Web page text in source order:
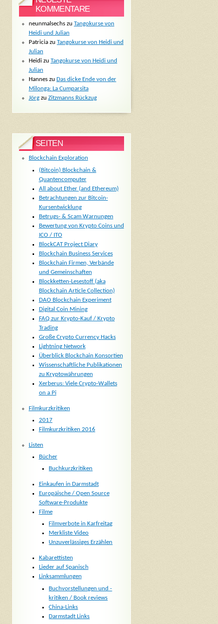
KOMMENTARE
neunmalsechszu Tangokurse von
Heidi und Julian
Patriciazu Tangokurse von Heidi und
Julian
Heidizu Tangokurse von Heidi und
Julian
Hanneszu Das dicke Ende von der
Milonga: La Cumparsita
Jörgzu Zitzmanns Rückzug
SEITEN
Blockchain Exploration
(Bitcoin) Blockchain &
Quantencomputer
All about Ether (and Ethereum)
Betrachtungen zur Bitcoin-
Kursentwicklung
Betrugs- & Scam Warnungen
Bewertung von Krypto Coins und
ICO / ITO
BlockCAT Project Diary
Blockchain Business Services
Blockchain Firmen, Verbände
und Gemeinschaften
Blockketten-Lesestoff (aka
Blockchain Article Collection)
DAO Blockchain Experiment
Digital Coin Mining
FAQ zur Krypto-Kauf / Krypto
Trading
Große Crypto Currency Hacks
Lightning Network
Überblick Blockchain Konsortien
Wissenschaftliche Publikationen
zu Kryptowährungen
Xerberus: Viele Crypto-Wallets
on a Pi
Filmkurzkritiken
2017
Filmkurzkritiken 2016
Listen
Bücher
Buchkurzkritiken
Einkaufen in Darmstadt
Europäische / Open Source
Software-Produkte
Filme
Filmverbote in Karfreitag
Merkliste Video
Unzuverlässiges Erzählen
Kabarettisten
Lieder auf Spanisch
Linksammlungen
Buchvorstellungen und -
kritiken / Book reviews
China-Links
Darmstadt Links